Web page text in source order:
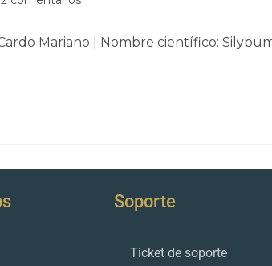
Mariano | Nombre científico:
Soporte
Ticket de soporte